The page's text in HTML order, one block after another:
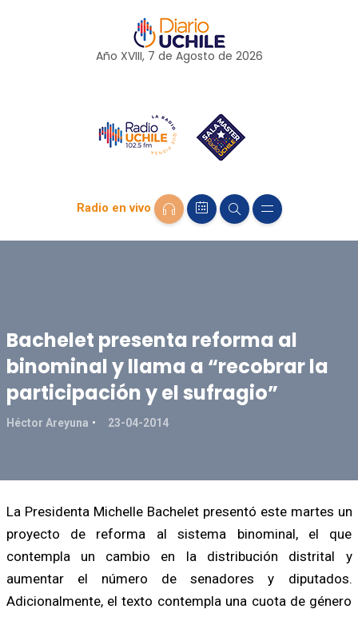
Año XVIII, 7 de Agosto de 2026
Radio en vivo
Bachelet presenta reforma al
binominal y llama a “recobrar la
participación y el sufragio”
Héctor Areyuna 23-04-2014
La Presidenta Michelle Bachelet presentó este martes un
proyecto de reforma al sistema binominal, el que
contempla un cambio en la distribución distrital y
aumentar el número de senadores y diputados.
Adicionalmente, el texto contempla una cuota de género